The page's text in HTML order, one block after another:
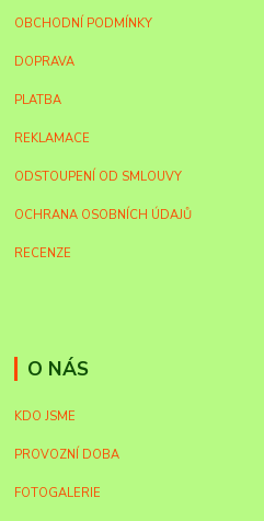
OBCHODNÍ PODMÍNKY
DOPRAVA
PLATBA
REKLAMACE
ODSTOUPENÍ OD SMLOUVY
OCHRANA OSOBNÍCH ÚDAJŮ
RECENZE
O NÁS
KDO JSME
PROVOZNÍ DOBA
FOTOGALERIE